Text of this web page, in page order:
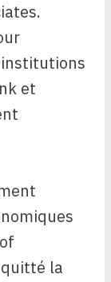
et
la